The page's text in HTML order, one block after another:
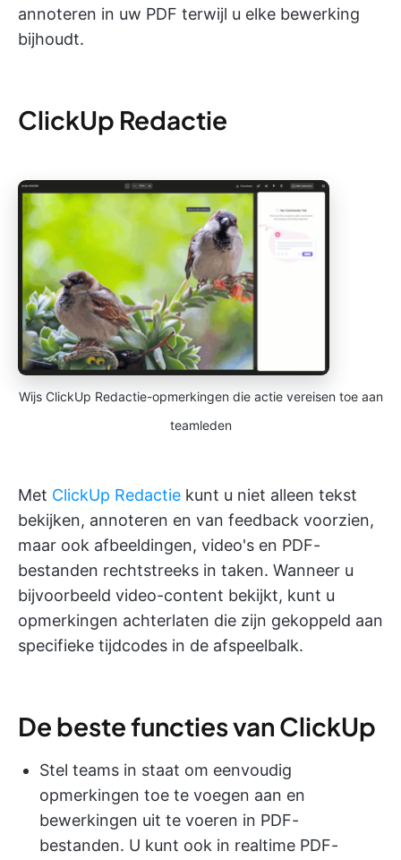
annoteren in uw PDF terwijl u elke bewerking
bijhoudt.
ClickUp Redactie
Wijs ClickUp Redactie-opmerkingen die actie vereisen toe aan
teamleden
Met ClickUp Redactie kunt u niet alleen tekst
bekijken, annoteren en van feedback voorzien,
maar ook afbeeldingen, video's en PDF-
bestanden rechtstreeks in taken. Wanneer u
bijvoorbeeld video-content bekijkt, kunt u
opmerkingen achterlaten die zijn gekoppeld aan
specifieke tijdcodes in de afspeelbalk.
De beste functies van ClickUp
Stel teams in staat om eenvoudig
opmerkingen toe te voegen aan en
bewerkingen uit te voeren in PDF-
bestanden. U kunt ook in realtime PDF-